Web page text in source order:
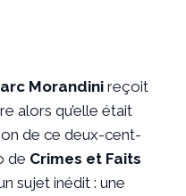
Morandini reçoit
alors qu’elle était
de ce deux-cent-
de Crimes et Faits
sujet inédit : une